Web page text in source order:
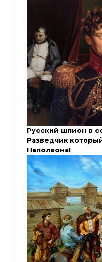
Русский шпион в
Разведчик
Наполеона!